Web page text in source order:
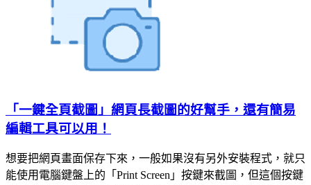
「一鍵全頁截圖」網頁長截圖的好幫手，還有簡易
編輯工具可以用！
想要把網頁畫面保存下來，一般如果沒有另外安裝程式，就只
能使用電腦鍵盤上的「Print Screen」按鍵來截圖，但這個按鍵